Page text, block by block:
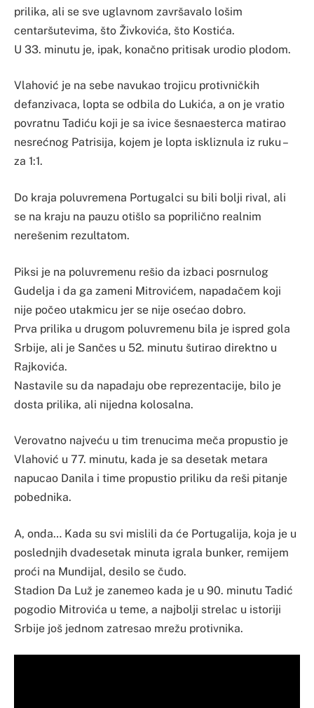
prilika, ali se sve uglavnom završavalo lošim
centaršutevima, što Živkovića, što Kostića.
U 33. minutu je, ipak, konačno pritisak urodio plodom.
Vlahović je na sebe navukao trojicu protivničkih
defanzivaca, lopta se odbila do Lukića, a on je vratio
povratnu Tadiću koji je sa ivice šesnaesterca matirao
nesrećnog Patrisija, kojem je lopta iskliznula iz ruku –
za 1:1.
Do kraja poluvremena Portugalci su bili bolji rival, ali
se na kraju na pauzu otišlo sa poprilično realnim
nerešenim rezultatom.
Piksi je na poluvremenu rešio da izbaci posrnulog
Gudelja i da ga zameni Mitrovićem, napadačem koji
nije počeo utakmicu jer se nije osećao dobro.
Prva prilika u drugom poluvremenu bila je ispred gola
Srbije, ali je Sančes u 52. minutu šutirao direktno u
Rajkovića.
Nastavile su da napadaju obe reprezentacije, bilo je
dosta prilika, ali nijedna kolosalna.
Verovatno najveću u tim trenucima meča propustio je
Vlahović u 77. minutu, kada je sa desetak metara
napucao Danila i time propustio priliku da reši pitanje
pobednika.
A, onda… Kada su svi mislili da će Portugalija, koja je u
poslednjih dvadesetak minuta igrala bunker, remijem
proći na Mundijal, desilo se čudo.
Stadion Da Luž je zanemeo kada je u 90. minutu Tadić
pogodio Mitrovića u teme, a najbolji strelac u istoriji
Srbije još jednom zatresao mrežu protivnika.